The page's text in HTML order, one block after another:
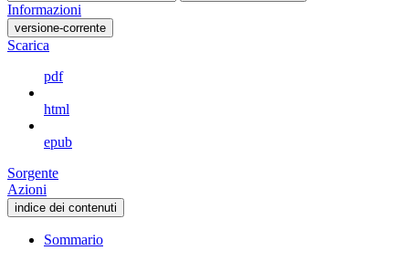
Informazioni
versione-corrente
Scarica
pdf
html
epub
Sorgente
Azioni
indice dei contenuti
Sommario